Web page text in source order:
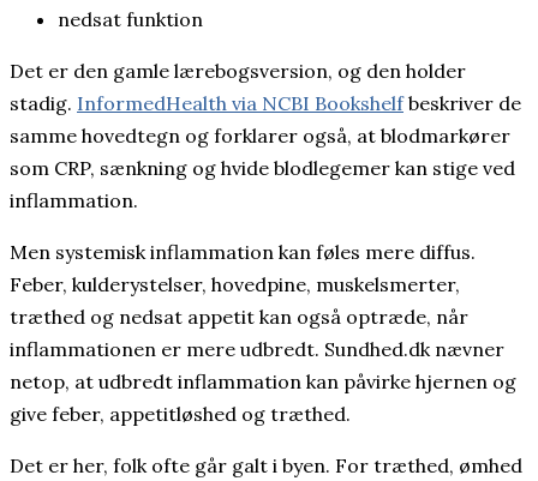
nedsat funktion
Det er den gamle lærebogsversion, og den holder
stadig. InformedHealth via NCBI Bookshelfbeskriver de
samme hovedtegn og forklarer også, at blodmarkører
som CRP, sænkning og hvide blodlegemer kan stige ved
inflammation.
Men systemisk inflammation kan føles mere diffus.
Feber, kulderystelser, hovedpine, muskelsmerter,
træthed og nedsat appetit kan også optræde, når
inflammationen er mere udbredt. Sundhed.dk nævner
netop, at udbredt inflammation kan påvirke hjernen og
give feber, appetitløshed og træthed.
Det er her, folk ofte går galt i byen. For træthed, ømhed